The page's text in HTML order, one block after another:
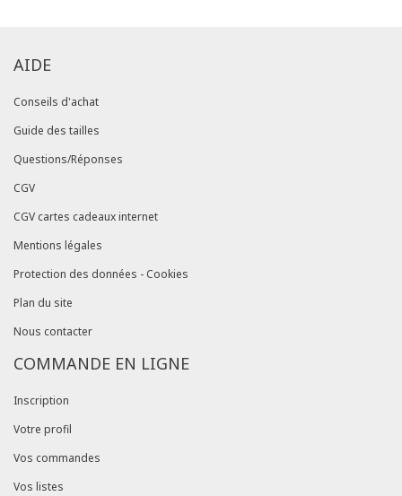
AIDE
Conseils d'achat
Guide des tailles
Questions/Réponses
CGV
CGV cartes cadeaux internet
Mentions légales
Protection des données - Cookies
Plan du site
Nous contacter
COMMANDE EN LIGNE
Inscription
Votre profil
Vos commandes
Vos listes